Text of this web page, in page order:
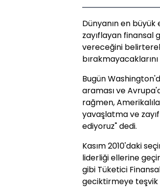
Dünyanın en büyük
zayıflayan finansal
vereceğini
Bugün
araması ve
rağmen,
yavaşlatma ve
ediyoruz" dedi.
Kasım 2010'daki
liderliği ellerine
gibi Tüketici
geciktirmeye teşvik